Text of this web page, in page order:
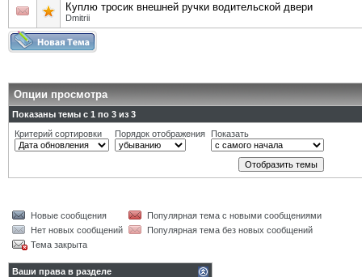
Куплю тросик внешней ручки водительской двери
Dmitrii
Опции просмотра
Показаны темы с 1 по 3 из 3
Критерий сортировки
Порядок отображения Показать
Новые сообщения
Популярная тема с новыми сообщениями
Нет новых сообщений
Популярная тема без новых сообщений
Тема закрыта
Ваши права в разделе